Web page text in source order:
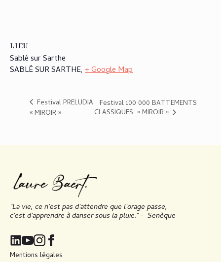
LIEU
Sablé sur Sarthe
SABLÉ SUR SARTHE, + Google Map
Festival PRELUDIA
« MIROIR »
Festival 100 000 BATTEMENTS
CLASSIQUES « MIROIR »
"La vie, ce n'est pas d'attendre que l'orage passe,
c'est d'apprendre à danser sous la pluie." - Senèque
Mentions légales